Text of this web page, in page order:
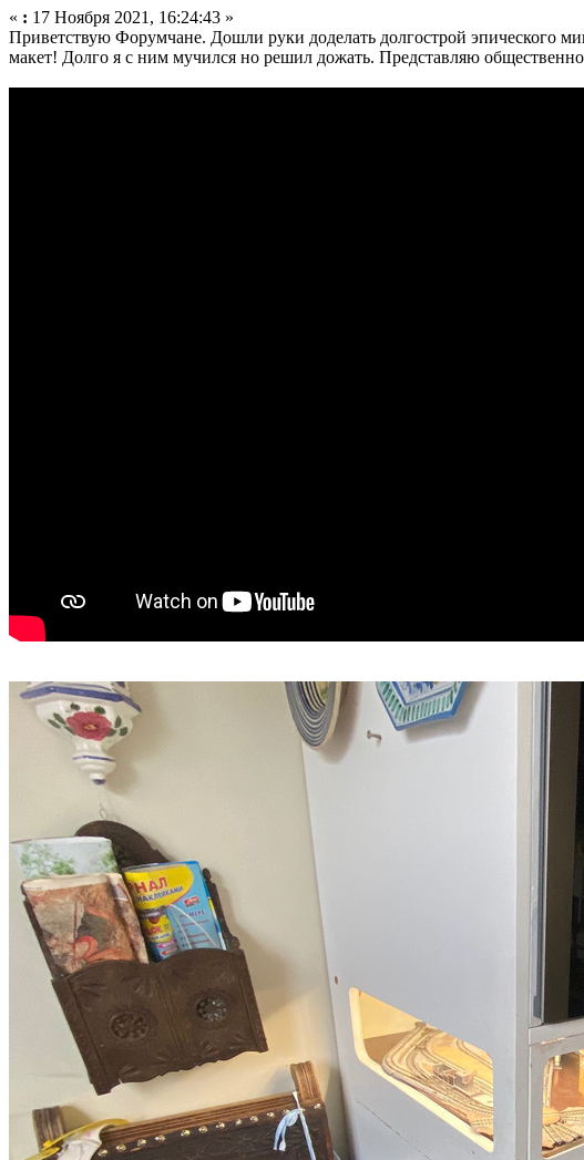
« : 17 Ноября 2021, 16:24:43 »
Приветствую Форумчане. Дошли руки доделать долгострой эпического
макет! Долго я с ним мучился но решил дожать. Представляю